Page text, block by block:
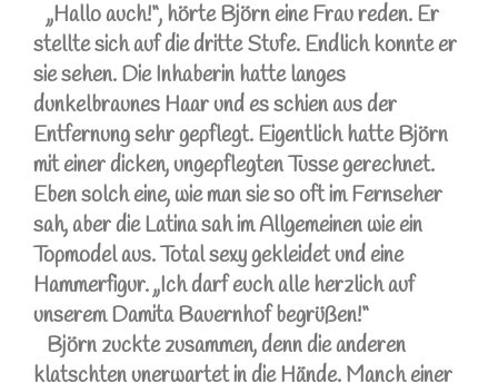
„Hallo auch!“, hörte Björn eine Frau reden. Er
stellte sich auf die dritte Stufe. Endlich konnte er
sie sehen. Die Inhaberin hatte langes
dunkelbraunes Haar und es schien aus der
Entfernung sehr gepflegt. Eigentlich hatte Björn
mit einer dicken, ungepflegten Tusse gerechnet.
Eben solch eine, wie man sie so oft im Fernseher
sah, aber die Latina sah im Allgemeinen wie ein
Topmodel aus. Total sexy gekleidet und eine
Hammerfigur. „Ich darf euch alle herzlich auf
unserem Damita Bauernhof begrüßen!“
Björn zuckte zusammen, denn die anderen
klatschten unerwartet in die Hände. Manch einer